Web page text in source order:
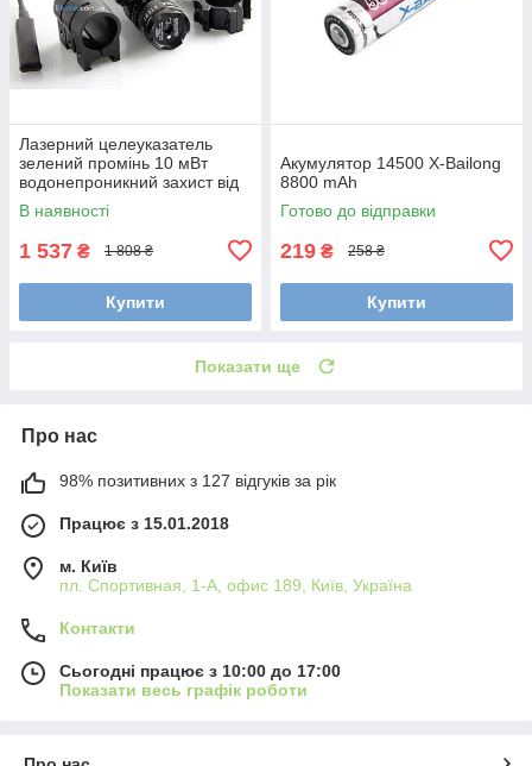
Лазерний целеуказатель
зелений промінь 10 мВт
водонепроникний захист від
вібрації кріплення 21 мм
виносна
В наявності
1 537 ₴ 1 808 ₴
Купити
Акумулятор 14500 X-Bailong
8800 mAh
Готово до відправки
219 ₴ 258 ₴
Купити
Показати ще
Про нас
98% позитивних з 127 відгуків за рік
Працює з 15.01.2018
м. Київ
пл. Спортивная, 1-А, офис 189, Київ, Україна
Контакти
Сьогодні працює з 10:00 до 17:00
Показати весь графік роботи